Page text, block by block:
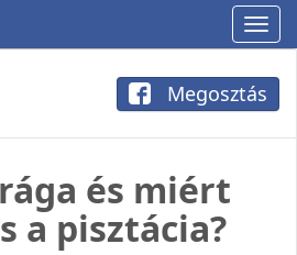
Megosztás
és miért
a pisztácia?